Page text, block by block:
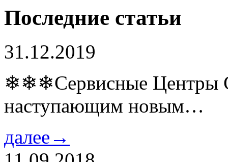
Последние статьи
31.12.2019
❄❄❄Сервисные Центры
наступающим новым…
далее→